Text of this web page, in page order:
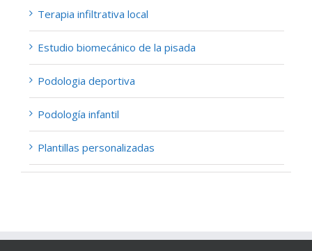
Terapia infiltrativa local
Estudio biomecánico de la pisada
Podologia deportiva
Podología infantil
Plantillas personalizadas